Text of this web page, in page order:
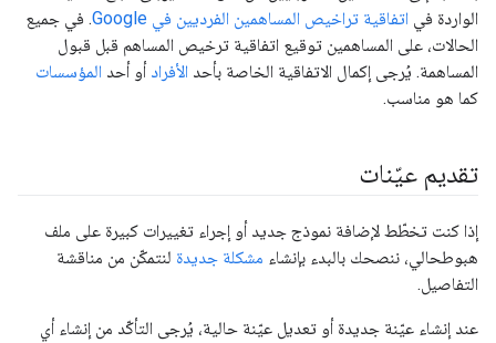
الواردة في اتفاقية تراخيص المساهمين الفرديين في Google
. في جميع
الحالات، على المساهمين توقيع اتفاقية ترخيص المساهم قبل قبول
المساهمة. يُرجى إكمال الاتفاقية الخاصة بأحد الأفراد أو أحد المؤسسات
كما هو مناسب.
تقديم عيّنات
إذا كنت تخطّط لإضافة نموذج جديد أو إجراء تغييرات كبيرة على ملف
هبوطحالي، ننصحك بالبدء بإنشاء مشكلة جديدة لنتمكّن من مناقشة
التفاصيل.
عند إنشاء عيّنة جديدة أو تعديل عيّنة حالية، يُرجى التأكّد من إنشاء أي